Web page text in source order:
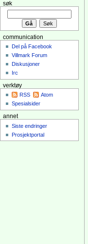
søk
communication
Del på Facebook
Villmark Forum
Diskusjoner
Irc
verktøy
RSS
Atom
Spesialsider
annet
Siste endringer
Prosjektportal